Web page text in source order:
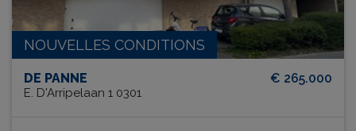
NOUVELLES CONDITIONS
€ 265.000
DE PANNE
E. D'Arripelaan 1 0301